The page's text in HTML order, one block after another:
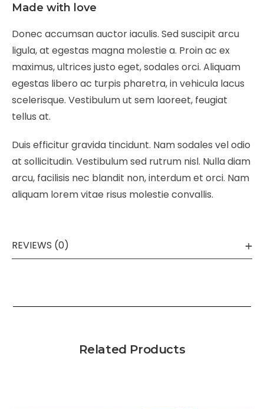
Made with love
Donec accumsan auctor iaculis. Sed suscipit arcu
ligula, at egestas magna molestie a. Proin ac ex
maximus, ultrices justo eget, sodales orci. Aliquam
egestas libero ac turpis pharetra, in vehicula lacus
scelerisque. Vestibulum ut sem laoreet, feugiat
tellus at.
Duis efficitur gravida tincidunt. Nam sodales vel odio
at sollicitudin. Vestibulum sed rutrum nisl. Nulla diam
arcu, facilisis nec blandit non, interdum et orci. Nam
aliquam lorem vitae risus molestie convallis.
REVIEWS (0)
Related Products